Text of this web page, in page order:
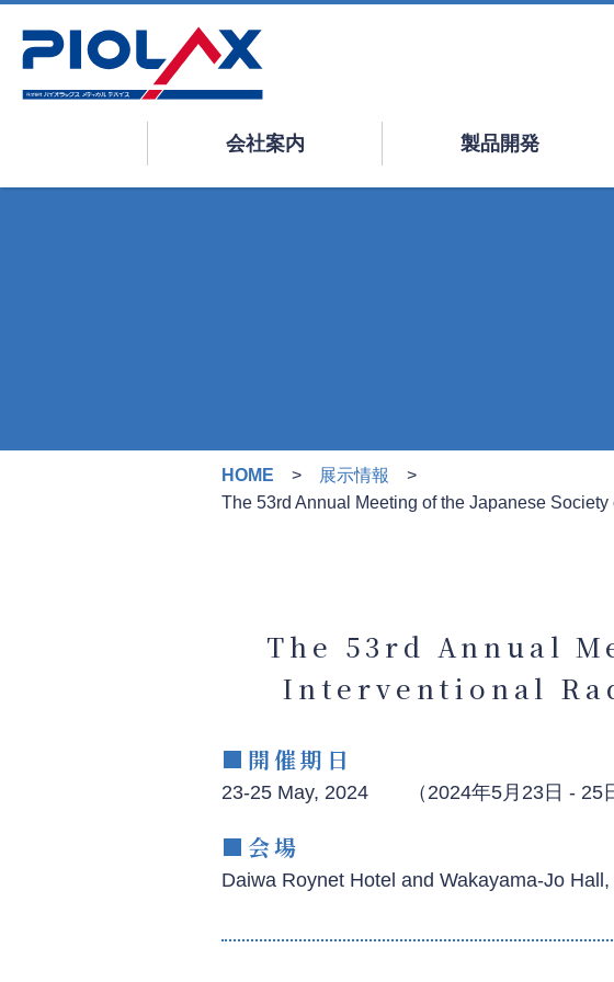
会社案内 製品開発
HOME
展示情報
The 53rd Annual Meeting of the Japanese
The 53rd Annual
Interventional
開催期日
23-25 May, 2024 （2024年5月23日 - 25
会場
Daiwa Roynet Hotel and Wakayama-Jo